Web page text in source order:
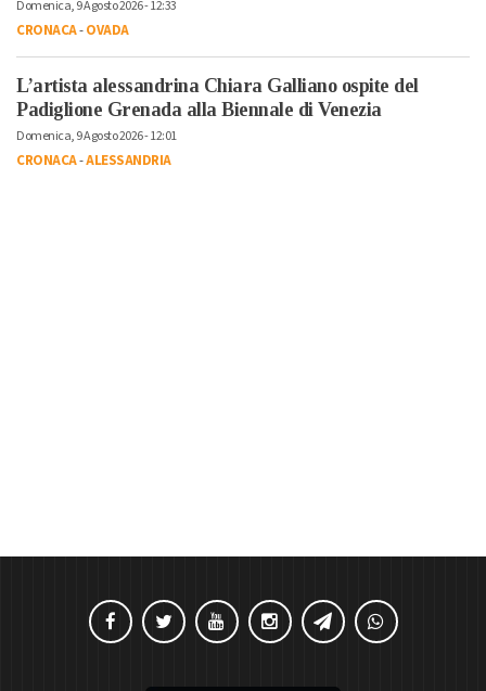
Domenica, 9 Agosto 2026 - 12:33
CRONACA-OVADA
L’artista alessandrina Chiara Galliano ospite del
Padiglione Grenada alla Biennale di Venezia
Domenica, 9 Agosto 2026 - 12:01
CRONACA-ALESSANDRIA